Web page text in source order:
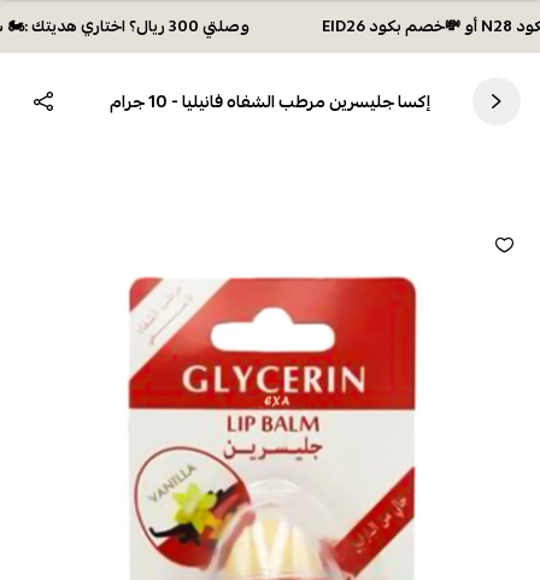
وصلتي 300 ريال؟ اختاري هديتك :🏍 شحن مجاني بكود N28 أو 💸خصم بكود EID26
إكسا جليسرين مرطب الشفاه فانيليا - 10 جرام